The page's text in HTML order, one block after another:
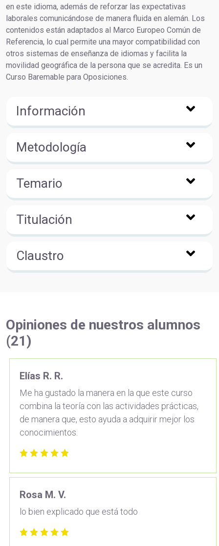
en este idioma, además de reforzar las expectativas
laborales comunicándose de manera fluida en alemán. Los
contenidos están adaptados al Marco Europeo Común de
Referencia, lo cual permite una mayor compatibilidad con
otros sistemas de enseñanza de idiomas y facilita la
movilidad geográfica de la persona que se acredita. Es un
Curso Baremable para Oposiciones.
Información
Metodología
Temario
Titulación
Claustro
Opiniones de nuestros alumnos
(21)
Elías R. R.
Me ha gustado la manera en la que este curso
combina la teoría con las actividades prácticas,
de manera que, esto ayuda a adquirir mejor los
conocimientos.
Rosa M. V.
lo bien explicado que está todo